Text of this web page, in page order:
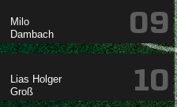


09
 

10